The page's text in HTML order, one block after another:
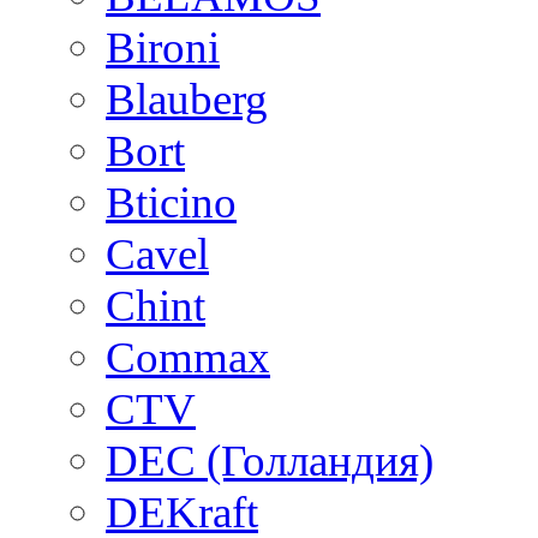
Bironi
Blauberg
Bort
Bticino
Cavel
Chint
Commax
CTV
DEC (Голландия)
DEKraft